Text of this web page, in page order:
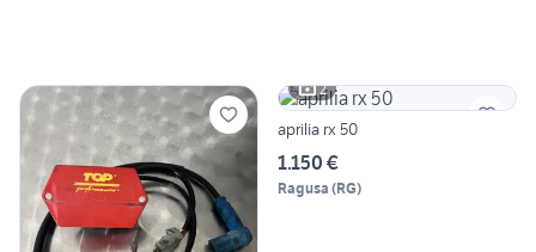
2
aprilia rx 50
1.150 €
Ragusa (RG)